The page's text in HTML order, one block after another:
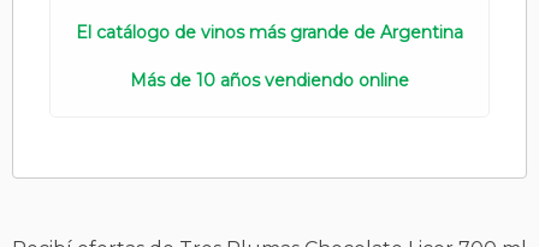
El catálogo de vinos más grande de Argentina
Más de 10 años vendiendo online